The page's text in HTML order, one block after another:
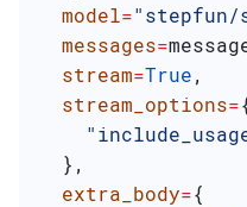
  model
=
  messages
=
  stream
=True,
  stream_options
=
  },
  extra_body
={